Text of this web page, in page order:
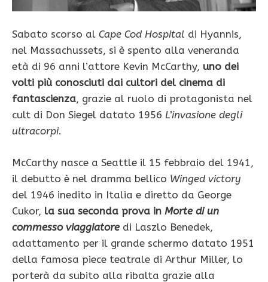
Sabato scorso al Cape Cod Hospital di Hyannis,
nel Massachussets, si è spento alla veneranda
età di 96 anni l’attore Kevin McCarthy, uno dei
volti più conosciuti dai cultori del cinema di
fantascienza, grazie al ruolo di protagonista nel
cult di Don Siegel datato 1956 L’invasione degli
ultracorpi.
McCarthy nasce a Seattle il 15 febbraio del 1941,
il debutto è nel dramma bellico Winged victory
del 1946 inedito in Italia e diretto da George
Cukor, la sua seconda prova in Morte di un
commesso viaggiatoredi Laszlo Benedek,
adattamento per il grande schermo datato 1951
della famosa piece teatrale di Arthur Miller, lo
porterà da subito alla ribalta grazie alla